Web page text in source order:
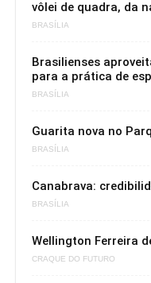
vôlei de quadra, da
BRASÍLIA
Brasilienses
para a prática de
BRASÍLIA
Guarita nova no
BRASÍLIA
Canabrava:
BRASÍLIA
Wellington Ferreira
CRAQUE DO FUTURO